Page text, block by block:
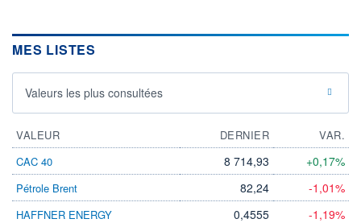
MES LISTES
Valeurs les plus consultées
VALEUR DERNIER
VAR.
CAC 40
8 714,93 +0,17%
Pétrole Brent 82,24 -1,01%
HAFFNER ENERGY 0,4555 -1,19%